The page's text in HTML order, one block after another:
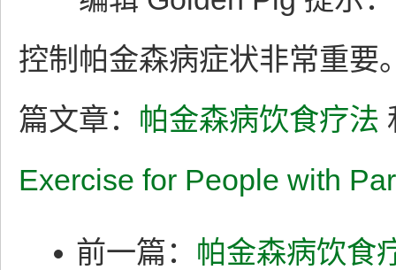
控制帕金森病症状非常重要
篇文章： 帕金森病饮食疗法
Exercise for People with
前一篇： 帕金森病饮食